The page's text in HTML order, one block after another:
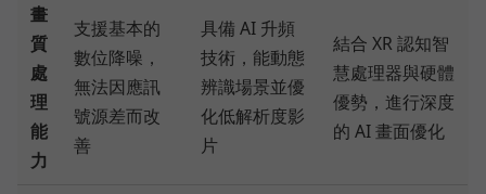
畫
質
處
理
能
力
支援基本的
數位降噪，
無法因應訊
號源差而改
善
具備 AI 升頻
技術，能動態
辨識場景並優
化低解析度影
片
結合 XR 認知智
慧處理器與硬體
優勢，進行深度
的 AI 畫面優化